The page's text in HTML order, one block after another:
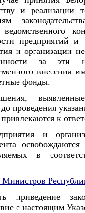
и реализации
предприятий и
и организации
за эти
внесения
фонды.
проведения
к
и
в
Министров
приведение
с настоящим